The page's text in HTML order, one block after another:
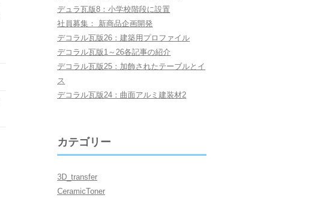
デュラ瓦版8：小学校階段に設置
社員募集： 新商品企画開発
デコラル瓦版26：建築用プロファイル
デコラル瓦版1～26各記事の紹介
デコラル瓦版25：加飾されたテーブルとイ
ス
デコラル瓦版24：曲面アルミ建装材2
カテゴリー
3D_transfer
CeramicToner